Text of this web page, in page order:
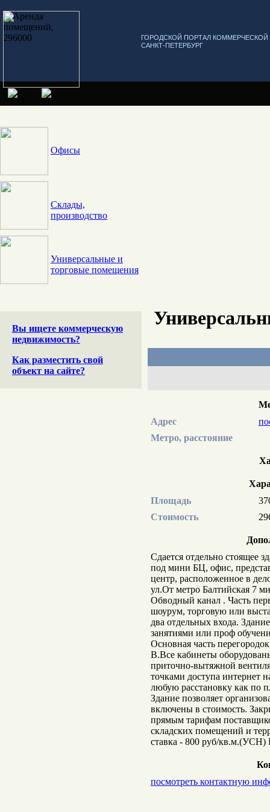
ГОРОДСКОЙ ПОРТАЛ
САНКТ-ПЕТЕРБУРГ
Офисы
Склады,
производство
Универсальные и
торговые помещения
Вы ищете коммерческую
недвижимость?
Как разместить свой
объект на сайте?
Адрес
Метро, расстояние
Площадь
Стоимость
Сдается отдельно стоящее
под мини БЦ, офис,
центр, расположенное в
ул.От метро Балтийская 7
Обводный канал . Часть
шоурум, торговую или
два отдельных входа.
занятиями или проф
Основная часть
В.Все кабинеты
приточно-вытяжной
точками доступа интернет
любую расстановку как по
Здание позволяет
включены в стоимость.
прямым тарифам
складских помещений и
ставка - 800 руб/кв.м.(УСН)
посмотреть контактную